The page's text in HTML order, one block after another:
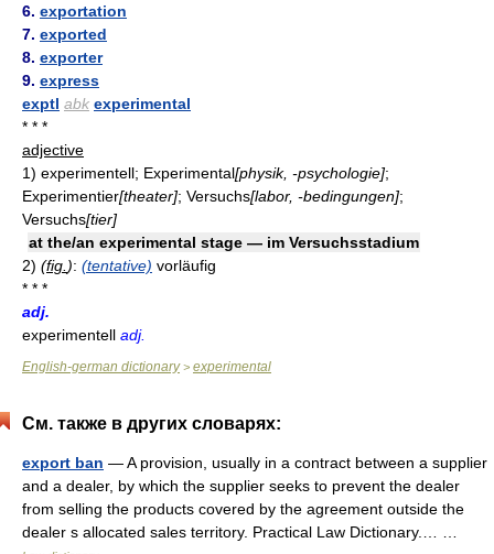
6. exportation
7. exported
8. exporter
9. express
exptl abk experimental
* * *
adjective
1) experimentell; Experimental[physik, -psychologie];
Experimentier[theater]; Versuchs[labor, -bedingungen];
Versuchs[tier]
at the/an experimental stage — im Versuchsstadium
2) (fig. ): (tentative) vorläufig
* * *
adj.
experimentell adj.
English-german dictionary> experimental
См. также в других словарях:
export ban — A provision, usually in a contract between a supplier
and a dealer, by which the supplier seeks to prevent the dealer
from selling the products covered by the agreement outside the
dealer s allocated sales territory. Practical Law Dictionary.… …